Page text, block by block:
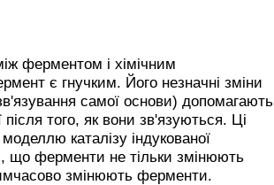
ферментом і хімічним
є гнучким. Його незначні зміни
самої основи) допомагають
того, як вони зв'язуються. Ці
каталізу індукованої
що ферменти не тільки змінюють
змінюють ферменти.